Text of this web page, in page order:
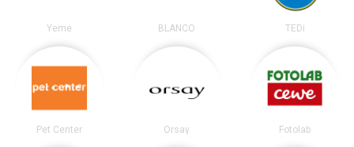
Yeme BLANCO TEDi
Pet Center Orsay Fotolab